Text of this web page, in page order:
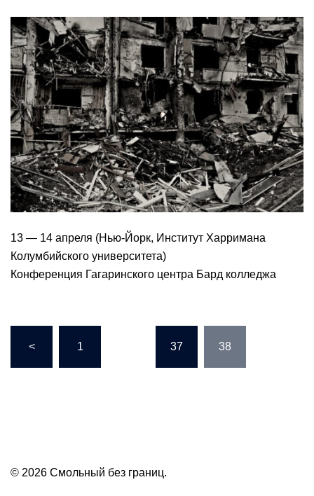
13 — 14 апреля (Нью-Йорк, Институт Харримана
Колумбийского университета)
Конференция Гагаринского центра Бард колледжа
< 1 37 38
© 2026 Смольный без границ.